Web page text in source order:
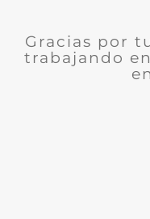
Gracias por
trabajando